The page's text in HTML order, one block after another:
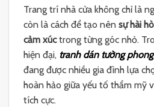
Trang trí nhà cửa không chỉ là
còn là cách để tạo nên sự hài
cảm xúctrong từng góc nhỏ.
hiện đại, tranh dán tường
đang được nhiều gia đình lựa
hoàn hảo giữa yếu tố thẩm mỹ
tích cực.